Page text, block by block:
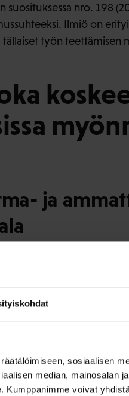
sosiaalisen
median, mainosalan
voivat
suosituksessa nro. 198
Ilmiö on
tällaiset työn
ja
työskenteleviä
artikla 3 edellyttää
toteavat, että
ja
täyttävissä
kuvattu tilanne,
jäävät vaille